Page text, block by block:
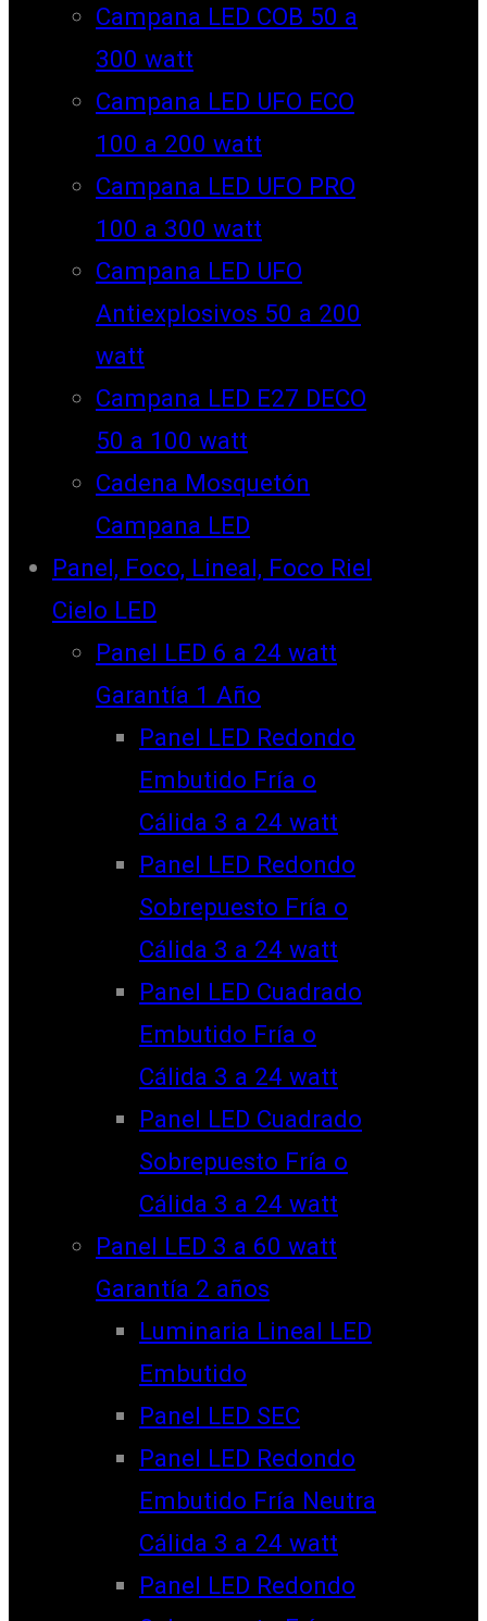
Campana LED COB 50 a
300 watt
Campana LED UFO ECO
100 a 200 watt
Campana LED UFO PRO
100 a 300 watt
Campana LED UFO
Antiexplosivos 50 a 200
watt
Campana LED E27 DECO
50 a 100 watt
Cadena Mosquetón
Campana LED
Panel, Foco, Lineal, Foco Riel
Cielo LED
Panel LED 6 a 24 watt
Garantía 1 Año
Panel LED Redondo
Embutido Fría o
Cálida 3 a 24 watt
Panel LED Redondo
Sobrepuesto Fría o
Cálida 3 a 24 watt
Panel LED Cuadrado
Embutido Fría o
Cálida 3 a 24 watt
Panel LED Cuadrado
Sobrepuesto Fría o
Cálida 3 a 24 watt
Panel LED 3 a 60 watt
Garantía 2 años
Luminaria Lineal LED
Embutido
Panel LED SEC
Panel LED Redondo
Embutido Fría Neutra
Cálida 3 a 24 watt
Panel LED Redondo